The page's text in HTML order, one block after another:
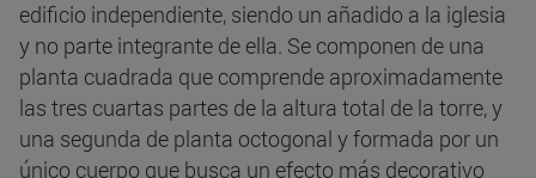
edificio independiente, siendo un añadido a la iglesia
y no parte integrante de ella. Se componen de una
planta cuadrada que comprende aproximadamente
las tres cuartas partes de la altura total de la torre, y
una segunda de planta octogonal y formada por un
único cuerpo que busca un efecto más decorativo